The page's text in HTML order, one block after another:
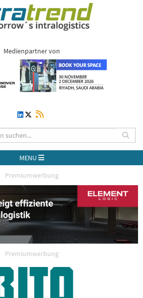
Medienpartner von
MENU
Premiumwerbung
Premiumwerbung